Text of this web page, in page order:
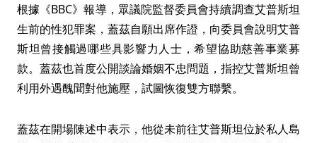
根據《BBC》報導，眾議院監督委員會持續調查艾普斯坦
生前的性犯罪案，蓋茲自願出席作證，向委員會說明艾普
斯坦曾接觸過哪些具影響力人士，希望協助慈善事業募
款。蓋茲也首度公開談論婚姻不忠問題，指控艾普斯坦曾
利用外遇醜聞對他施壓，試圖恢復雙方聯繫。
蓋茲在開場陳述中表示，他從未前往艾普斯坦位於私人島